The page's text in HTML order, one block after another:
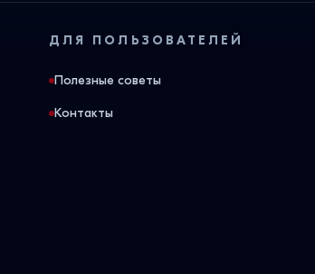
ДЛЯ ПОЛЬЗОВАТЕЛЕЙ
Полезные советы
Контакты